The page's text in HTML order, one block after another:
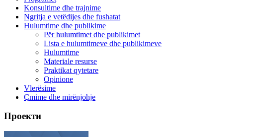
Konsultime dhe trajnime
Ngritja e vetëdijes dhe fushatat
Hulumtime dhe publikime
Për hulumtimet dhe publikimet
Lista e hulumtimeve dhe publikimeve
Hulumtime
Materiale resurse
Praktikat qytetare
Opinione
Vlerësime
Çmime dhe mirënjohje
Проекти